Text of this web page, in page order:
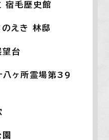
毛歴史館
えき 林邸
台
ヶ所霊場第39